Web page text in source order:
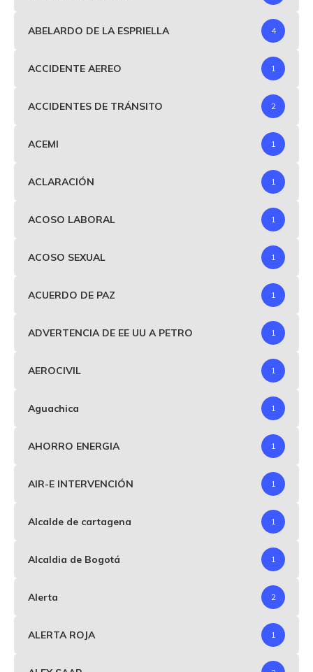
ABELARDO DE LA ESPRIELLA 4
ACCIDENTE AEREO 1
ACCIDENTES DE TRÁNSITO 2
ACEMI 1
ACLARACIÓN 1
ACOSO LABORAL 1
ACOSO SEXUAL 1
ACUERDO DE PAZ 1
ADVERTENCIA DE EE UU A PETRO 1
AEROCIVIL 1
Aguachica 1
AHORRO ENERGIA 1
AIR-E INTERVENCIÓN 1
Alcalde de cartagena 1
Alcaldia de Bogotá 1
Alerta 2
ALERTA ROJA 1